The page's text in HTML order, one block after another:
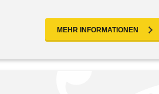
MEHR INFORMATIONEN